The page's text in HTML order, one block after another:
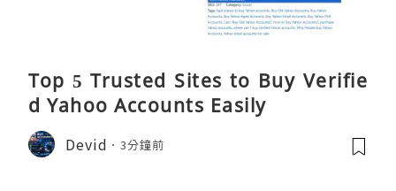
Top 5 Trusted Sites to Buy Verifie
d Yahoo Accounts Easily
Devid 3分鐘前